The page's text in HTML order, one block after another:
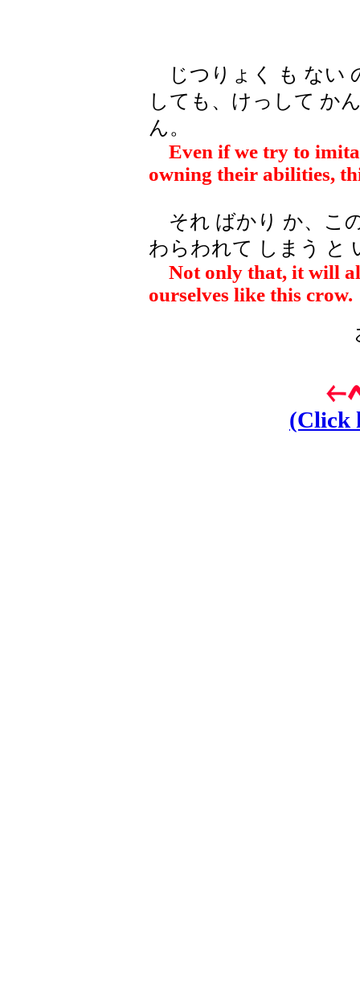
じつりょく も ない
しても、けっして か
ん。
Even if we try to
owning their abilities,
それ ばかり か、こ
わらわれて しまう と
Not only that, it will
ourselves like this crow.
(Click